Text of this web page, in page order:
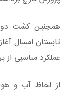
همچنین کشت
تابستان امسال
عملکرد مناسبی از
از لحاظ آب‌ و